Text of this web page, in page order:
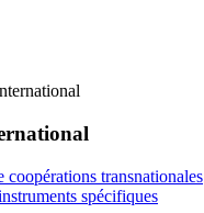
coopérations transnationales
spécifiques